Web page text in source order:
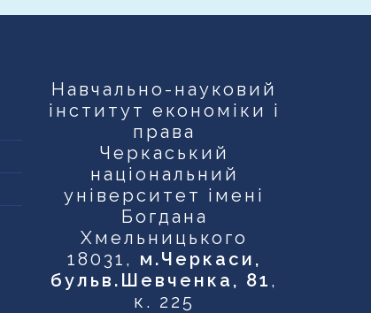
Навчально-науковий
інститут економіки і
права
Черкаський
національний
університет імені
Богдана
Хмельницького
18031, м.Черкаси,
бульв.Шевченка, 81 ,
к. 225